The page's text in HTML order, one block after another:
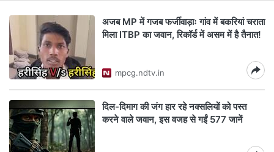
अजब MP में गजब फर्जीवाड़ाः गांव में बकरियां चराता
मिला ITBP का जवान, रिकॉर्ड में असम में है तैनात!
mpcg.ndtv.in
दिल-दिमाग की जंग हार रहे नक्सलियों को पस्त
करने वाले जवान, इस वजह से गईं 577 जानें